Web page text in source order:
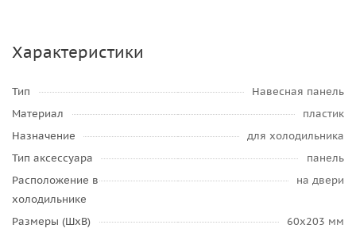
Характеристики
Тип
Навесная панель
Материал
пластик
Назначение
для холодильника
Тип аксессуара
панель
Расположение в
холодильнике
на двери
Размеры (ШхВ) 60х203 мм